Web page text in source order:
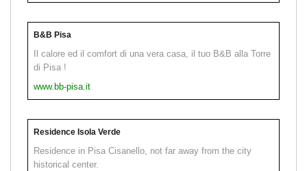
B&B Pisa
Il calore ed il comfort di una vera casa, il tuo B&B alla Torre
di Pisa !
www.bb-pisa.it
Residence Isola Verde
Residence in Pisa Cisanello, not far away from the city
historical center.